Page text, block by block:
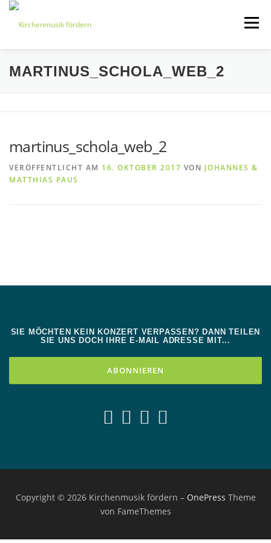
Zum
springen
Menü
START ÜBER UNS
BEITRETEN IMPRESSUM
MARTINUS_SCHOLA_WEB_2
martinus_schola_web_2
VERÖFFENTLICHT AM 16. OKTOBER 2017 VON JOHANNES &
MATTHIAS PAUS
SIE MÖCHTEN KEIN KONZERT VERPASSEN? DANN TEILEN
SIE UNS DOCH IHRE E-MAIL ADRESSE MIT...
Copyright © 2026 Kirchenmusik fördern – OnePress Theme
von FameThemes